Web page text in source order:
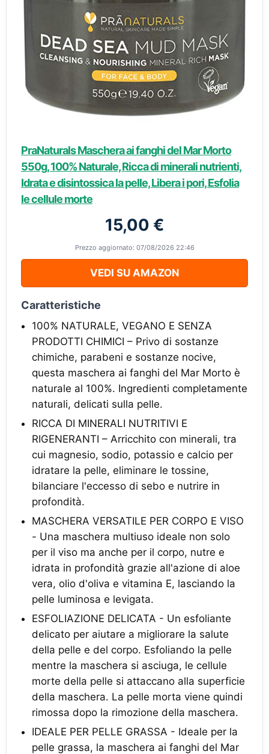
PraNaturals Maschera ai fanghi del Mar Morto
550g, 100% Naturale, Ricca di minerali nutrienti,
Idrata e disintossica la pelle, Libera i pori, Esfolia
le cellule morte
15,00 €
Prezzo aggiornato: 07/08/2026 22:46
VEDI SU AMAZON
Caratteristiche
100% NATURALE, VEGANO E SENZA
PRODOTTI CHIMICI – Privo di sostanze
chimiche, parabeni e sostanze nocive,
questa maschera ai fanghi del Mar Morto è
naturale al 100%. Ingredienti completamente
naturali, delicati sulla pelle.
RICCA DI MINERALI NUTRITIVI E
RIGENERANTI – Arricchito con minerali, tra
cui magnesio, sodio, potassio e calcio per
idratare la pelle, eliminare le tossine,
bilanciare l'eccesso di sebo e nutrire in
profondità.
MASCHERA VERSATILE PER CORPO E VISO
- Una maschera multiuso ideale non solo
per il viso ma anche per il corpo, nutre e
idrata in profondità grazie all'azione di aloe
vera, olio d'oliva e vitamina E, lasciando la
pelle luminosa e levigata.
ESFOLIAZIONE DELICATA - Un esfoliante
delicato per aiutare a migliorare la salute
della pelle e del corpo. Esfoliando la pelle
mentre la maschera si asciuga, le cellule
morte della pelle si attaccano alla superficie
della maschera. La pelle morta viene quindi
rimossa dopo la rimozione della maschera.
IDEALE PER PELLE GRASSA - Ideale per la
pelle grassa, la maschera ai fanghi del Mar